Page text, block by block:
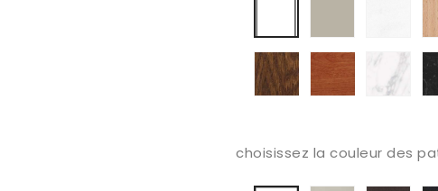
mat
lisse
chêne
foncé
hêtre
cerisier
choisissez la couleur des